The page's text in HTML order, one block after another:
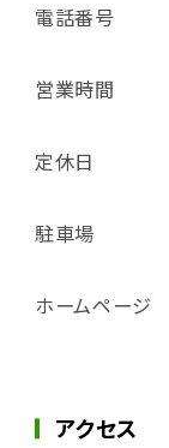
電話番号
営業時間
定休日
駐車場
ホームページ
アクセス